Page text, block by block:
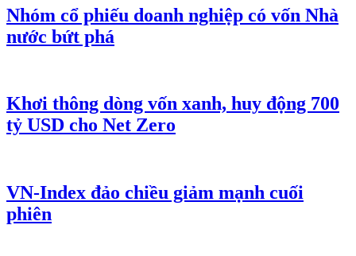
Nhóm cổ phiếu doanh nghiệp có vốn Nhà
nước bứt phá
Khơi thông dòng vốn xanh, huy động 700
tỷ USD cho Net Zero
VN-Index đảo chiều giảm mạnh cuối
phiên